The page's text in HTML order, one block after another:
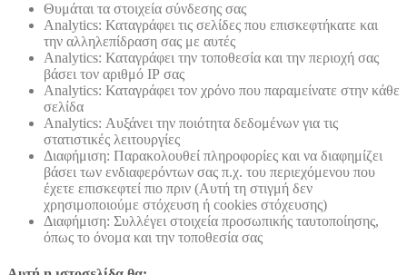
Θυμάται τα στοιχεία σύνδεσης σας
Analytics: Καταγράφει τις σελίδες που επισκεφτήκατε και
την αλληλεπίδραση σας με αυτές
Analytics: Καταγράφει την τοποθεσία και την περιοχή σας
βάσει τον αριθμό ΙΡ σας
Analytics: Καταγράφει τον χρόνο που παραμείνατε στην κάθε
σελίδα
Analytics: Αυξάνει την ποιότητα δεδομένων για τις
στατιστικές λειτουργίες
Διαφήμιση: Παρακολουθεί πληροφορίες και να διαφημίζει
βάσει των ενδιαφερόντων σας π.χ. του περιεχόμενου που
έχετε επισκεφτεί πιο πριν (Αυτή τη στιγμή δεν
χρησιμοποιούμε στόχευση ή cookies στόχευσης)
Διαφήμιση: Συλλέγει στοιχεία προσωπικής ταυτοποίησης,
όπως το όνομα και την τοποθεσία σας